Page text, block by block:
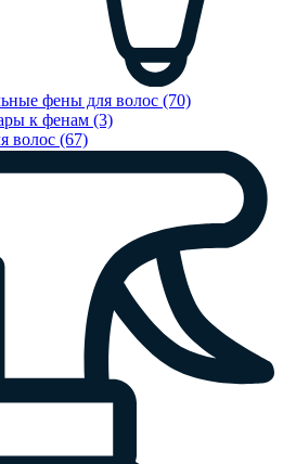
фены для волос (70)
к фенам (3)
волос (67)